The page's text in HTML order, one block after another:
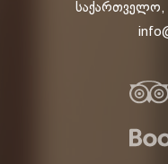
საქართველო,